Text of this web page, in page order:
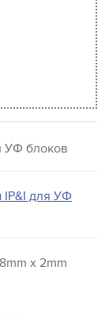
УФ блоков
IP&I для УФ
62mm x 48mm x 2mm